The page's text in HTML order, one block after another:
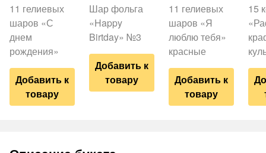
11 гелиевых
шаров «С
днем
рождения»
Добавить к
товару
Шар фольга
«Happy
Birtday» №3
Добавить к
товару
11 гелиевых
шаров «Я
люблю тебя»
красные
Добавить к
товару
15